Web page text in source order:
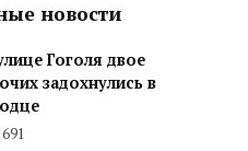
новости
Гоголя двое
задохнулись в